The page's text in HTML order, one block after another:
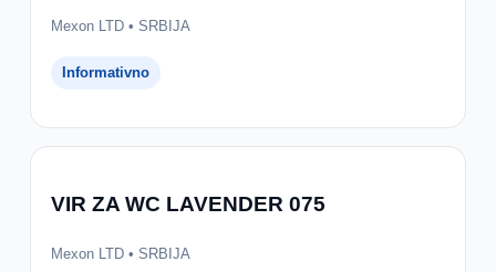
Mexon LTD • SRBIJA
Informativno
VIR ZA WC LAVENDER 075
Mexon LTD • SRBIJA